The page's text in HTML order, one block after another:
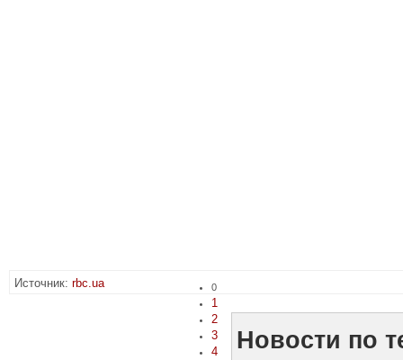
Источник: rbc.ua 0
1
2
3
4
Новости по